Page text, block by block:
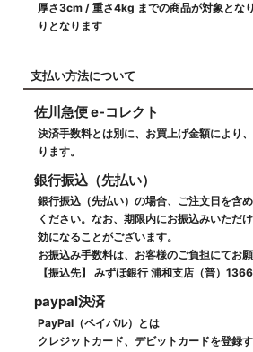
厚さ3cm / 重さ4kg までの商品が対象とな
りとなります
支払い方法について
佐川急便 e-コレクト
決済手数料とは別に、お買上げ金額により
ります。
銀行振込（先払い）
銀行振込（先払い）の場合、ご注文日を含
ください。なお、期限内にお振込みいただ
効になることがございます。
お振込み手数料は、お客様のご負担にてお願
【振込先】 みずほ銀行 浦和支店（普）
paypal決済
PayPal（ペイパル）とは
クレジットカード、デビットカードを登録